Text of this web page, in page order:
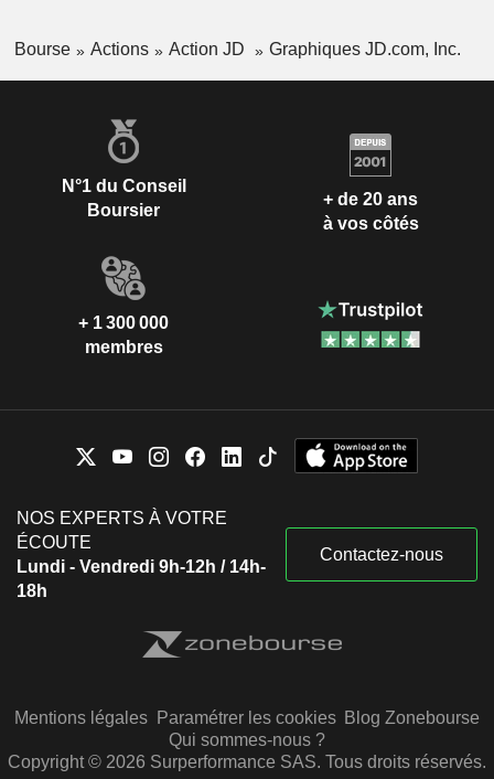
Bourse Actions Action JD Graphiques JD.com, Inc.
N°1 du Conseil
Boursier
+ de 20 ans
à vos côtés
+ 1 300 000
membres
NOS EXPERTS À VOTRE
ÉCOUTE
Lundi - Vendredi 9h-12h / 14h-
18h
Contactez-nous
Mentions légales Paramétrer les cookies Blog Zonebourse
Qui sommes-nous ?
Copyright © 2026 Surperformance SAS. Tous droits réservés.